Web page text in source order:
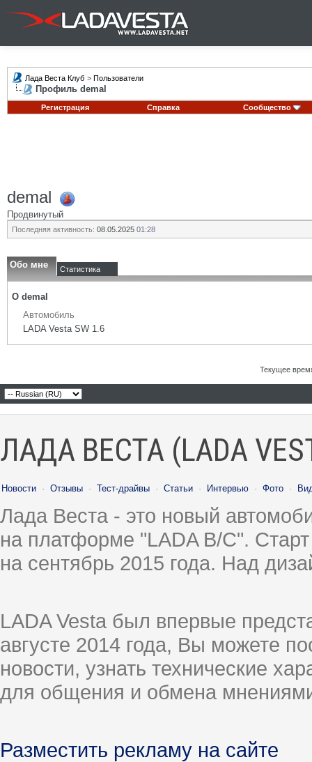
Лада Веста Клуб > Пользователи
Профиль demal
Регистрация Справка Сообщество
demal
Продвинутый
Последняя активность: 08.05.2025 01:28
Обо мне Статистика
О demal
Автомобиль
LADA Vesta SW 1.6
Текущее
ЛАДА ВЕСТА (LADA
Новости · Отзывы · Тест-драйвы · Статьи · Интервью · Фото ·
Лада Веста - это новый
на платформе "LADA B/C".
на сентябрь 2015 года. Над
LADA Vesta был впервые
августе 2014 года, Вы можете
новости, узнать технические
для общения и обмена
Разместить рекламу на сайте